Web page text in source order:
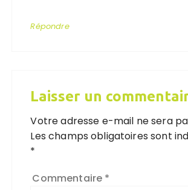
Répondre
Laisser un
Votre adresse e-mail ne sera
Les champs obligatoires sont
*
Commentaire *